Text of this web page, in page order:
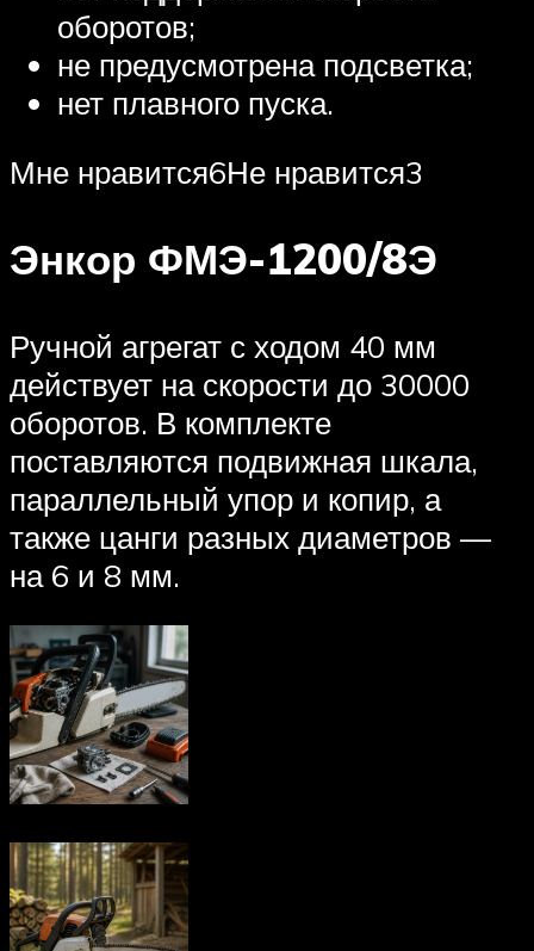
оборотов;
не предусмотрена подсветка;
нет плавного пуска.
Мне нравится6Не нравится3
Энкор ФМЭ-1200/8Э
Ручной агрегат с ходом 40 мм
действует на скорости до 30000
оборотов. В комплекте
поставляются подвижная шкала,
параллельный упор и копир, а
также цанги разных диаметров —
на 6 и 8 мм.